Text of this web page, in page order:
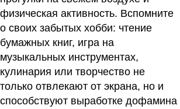
физическая активность. Вспомните
о своих забытых хобби: чтение
бумажных книг, игра на
музыкальных инструментах,
кулинария или творчество не
только отвлекают от экрана, но и
способствуют выработке дофамина